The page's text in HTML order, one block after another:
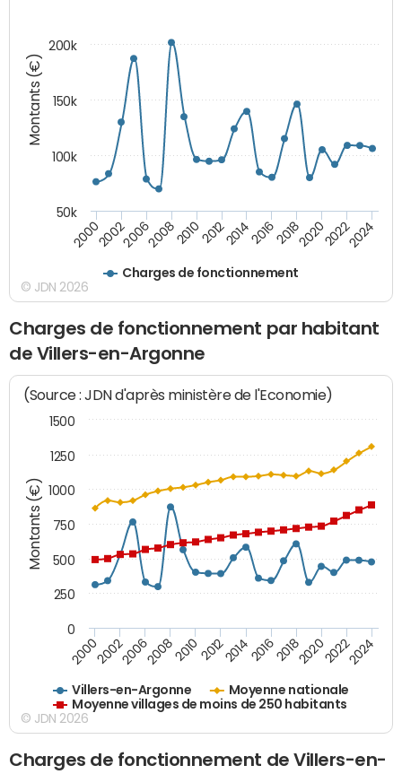
Montants (€)
Charges de fonctionnement
200020022006200820102012201420162018202020222024
50k
100k
150k
200k
© JDN 2026
Charges de fonctionnement par habitant
de Villers-en-Argonne
Montants (€)
(Source : JDN d'après ministère de l'Economie)
Villers-en-Argonne
Moyenne nationale
Moyenne villages de moins de 250 habitants
200020022006200820102012201420162018202020222024
0
250
500
750
1000
1250
1500
© JDN 2026
Charges de fonctionnement de Villers-en-